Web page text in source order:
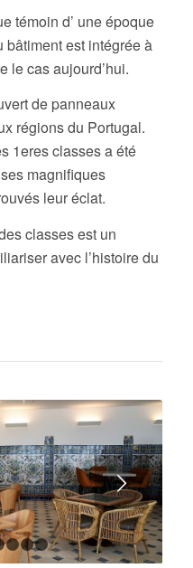
témoin d’ une époque
bâtiment est intégrée à
le cas aujourd’hui.
de panneaux
régions du Portugal.
1eres classes a été
magnifiques
leur éclat.
classes est un
avec l’histoire du
1 2 3 4 5 6 7 8